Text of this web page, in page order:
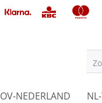
OV-NEDERLAND